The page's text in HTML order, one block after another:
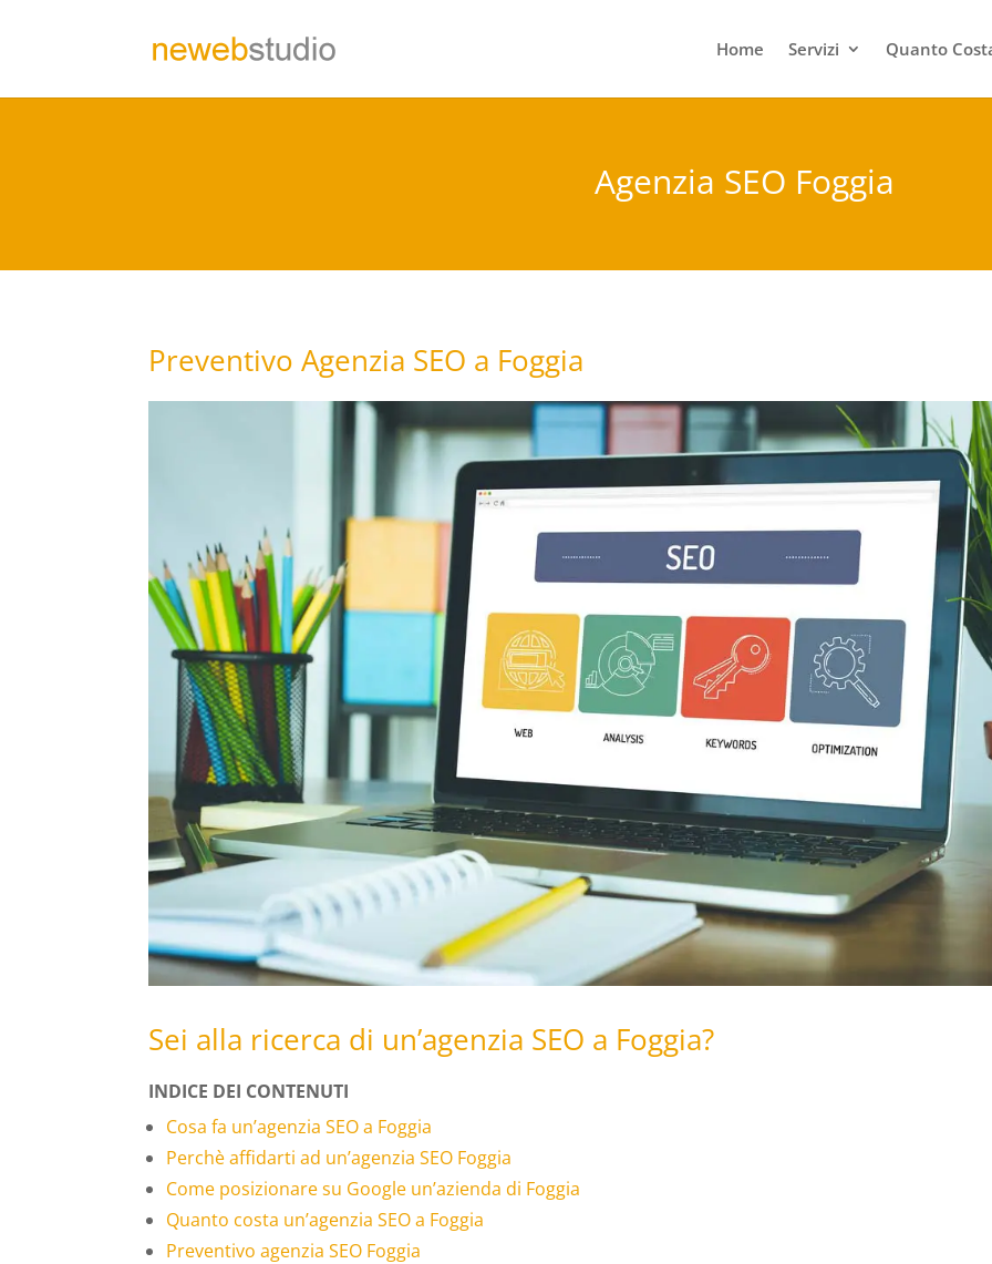
Home Servizi Quanto
Agenzia SEO Foggia
Preventivo Agenzia SEO a Foggia
Sei alla ricerca di un’agenzia SEO a Foggia?
INDICE DEI CONTENUTI
Cosa fa un’agenzia SEO a Foggia
Perchè affidarti ad un’agenzia SEO Foggia
Come posizionare su Google un’azienda di Foggia
Quanto costa un’agenzia SEO a Foggia
Preventivo agenzia SEO Foggia